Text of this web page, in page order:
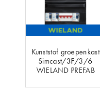
Kunststof groepenkast
Simcast/3F/3/6
WIELAND PREFAB